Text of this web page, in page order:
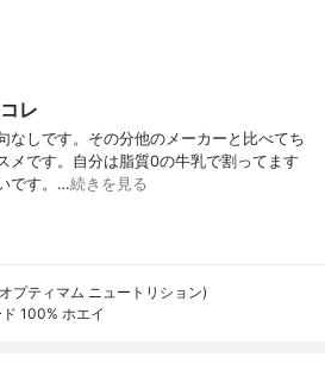
レ
なしです。その分他のメーカーと比べてち
メです。自分は脂質0の牛乳で割ってます
です。…続きを見る
プティマム ニュートリション)
100% ホエイ